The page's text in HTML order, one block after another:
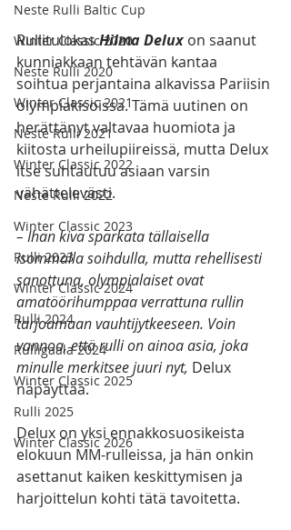
Neste Rulli Baltic Cup
Winter Classic 2020
Neste Rulli 2020
Winter Classic 2021
Neste Rulli 2021
Winter Classic 2022
Neste Rulli 2022
Winter Classic 2023
Rulli 2023
Winter Classic 2024
Rulli 2024
Rulligaala 2024
Winter Classic 2025
Rulli 2025
Winter Classic 2026
Rullitulokas Hilma Delux on saanut
kunniakkaan tehtävän kantaa
soihtua perjantaina alkavissa Pariisin
olympiakisoissa. Tämä uutinen on
herättänyt valtavaa huomiota ja
kiitosta urheilupiireissä, mutta Delux
itse suhtautuu asiaan varsin
vähättelevästi.
– Ihan kiva sparkata tällaisella
isommalla soihdulla, mutta rehellisesti
sanottuna, olympialaiset ovat
amatöörihumppaa verrattuna rullin
tarjoamaan vauhtijytkeeseen. Voin
vannoa, että rulli on ainoa asia, joka
minulle merkitsee juuri nyt, Delux
näpäyttää.
Delux on yksi ennakkosuosikeista
elokuun MM-rulleissa, ja hän onkin
asettanut kaiken keskittymisen ja
harjoittelun kohti tätä tavoitetta.